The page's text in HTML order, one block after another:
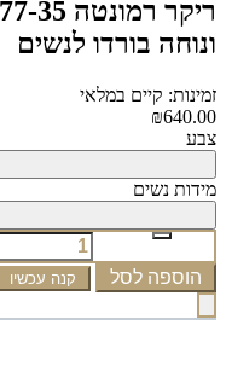
ונוחה בורדו לנשים
זמינות: קיים במלאי
₪640.00
צבע
מידות נשים
הוספה לסל קנה עכשיו